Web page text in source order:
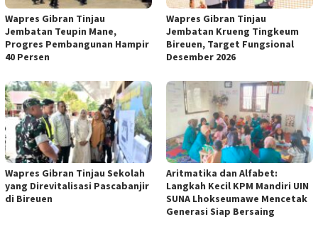
Wapres Gibran Tinjau
Jembatan Teupin Mane,
Progres Pembangunan Hampir
40 Persen
Wapres Gibran Tinjau
Jembatan Krueng Tingkeum
Bireuen, Target Fungsional
Desember 2026
Wapres Gibran Tinjau Sekolah
yang Direvitalisasi Pascabanjir
di Bireuen
Aritmatika dan Alfabet:
Langkah Kecil KPM Mandiri UIN
SUNA Lhokseumawe Mencetak
Generasi Siap Bersaing